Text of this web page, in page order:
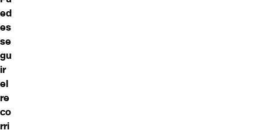
ed
es
se
gu
ir
el
re
co
rri